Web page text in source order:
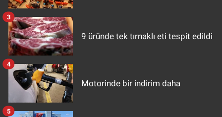
9 üründe tek tırnaklı eti tespit edildi
3
Motorinde bir indirim daha
4
5